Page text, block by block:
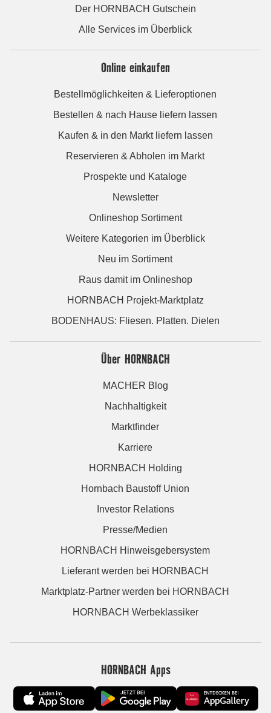
Der HORNBACH Gutschein
Alle Services im Überblick
Online einkaufen
Bestellmöglichkeiten & Lieferoptionen
Bestellen & nach Hause liefern lassen
Kaufen & in den Markt liefern lassen
Reservieren & Abholen im Markt
Prospekte und Kataloge
Newsletter
Onlineshop Sortiment
Weitere Kategorien im Überblick
Neu im Sortiment
Raus damit im Onlineshop
HORNBACH Projekt-Marktplatz
BODENHAUS: Fliesen. Platten. Dielen
Über HORNBACH
MACHER Blog
Nachhaltigkeit
Marktfinder
Karriere
HORNBACH Holding
Hornbach Baustoff Union
Investor Relations
Presse/Medien
HORNBACH Hinweisgebersystem
Lieferant werden bei HORNBACH
Marktplatz-Partner werden bei HORNBACH
HORNBACH Werbeklassiker
HORNBACH Apps